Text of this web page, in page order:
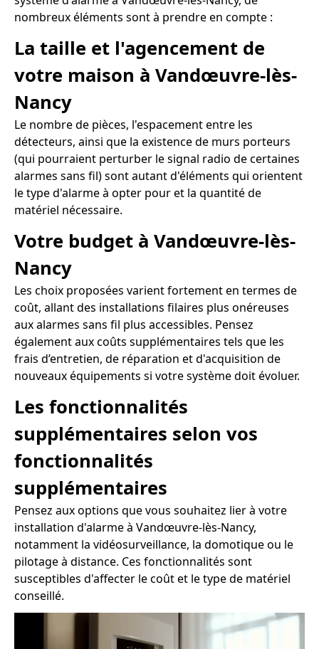
nombreux éléments sont à prendre en compte :
La taille et l'agencement de
votre maison à Vandœuvre-lès-
Nancy
Le nombre de pièces, l'espacement entre les
détecteurs, ainsi que la existence de murs porteurs
(qui pourraient perturber le signal radio de certaines
alarmes sans fil) sont autant d'éléments qui orientent
le type d'alarme à opter pour et la quantité de
matériel nécessaire.
Votre budget à Vandœuvre-lès-
Nancy
Les choix proposées varient fortement en termes de
coût, allant des installations filaires plus onéreuses
aux alarmes sans fil plus accessibles. Pensez
également aux coûts supplémentaires tels que les
frais d’entretien, de réparation et d'acquisition de
nouveaux équipements si votre système doit évoluer.
Les fonctionnalités
supplémentaires selon vos
fonctionnalités
supplémentaires
Pensez aux options que vous souhaitez lier à votre
installation d'alarme à Vandœuvre-lès-Nancy,
notamment la vidéosurveillance, la domotique ou le
pilotage à distance. Ces fonctionnalités sont
susceptibles d'affecter le coût et le type de matériel
conseillé.